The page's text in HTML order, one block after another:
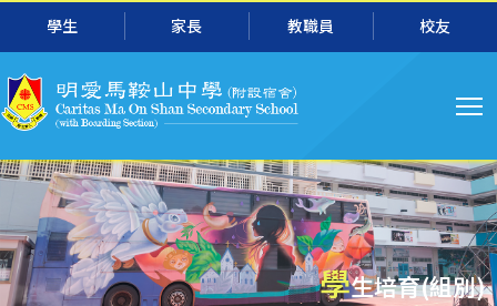
跳转到主要内容
學生 家長 教職員 校友
导
航
學生培育(組別)